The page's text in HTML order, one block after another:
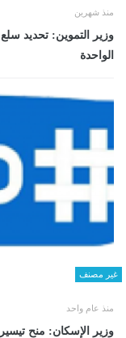
منذ شهرين
وزير التموين: تحديد
الواحدة
غير مصنف
منذ عام واحد